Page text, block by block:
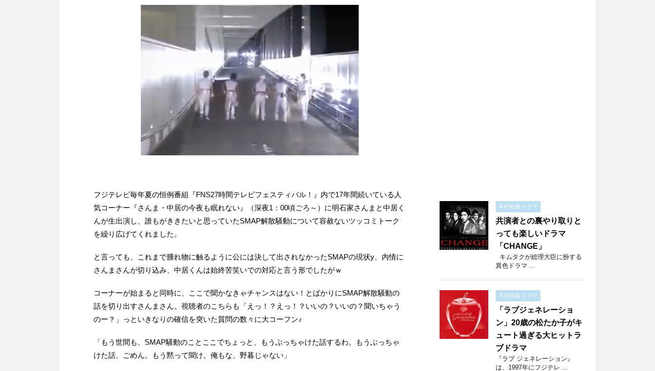
フジテレビ毎年夏の恒例番組『FNS27時間テレビフェスティバル！』内で17年間続いている人
気コーナー『さんま・中居の今夜も眠れない』（深夜1：00頃ごろ～）に明石家さんまと中居く
んが生出演し、誰もがききたいと思っていたSMAP解散騒動について容赦ないツッコミトーク
を繰り広げてくれました。
と言っても、これまで腫れ物に触るように公には決して出されなかったSMAPの現状y、内情に
さんまさんが切り込み、中居くんは始終苦笑いでの対応と言う形でしたがｗ
コーナーが始まると同時に、ここで聞かなきゃチャンスはない！とばかりにSMAP解散騒動の
話を切り出すさんまさん。視聴者のこちらも「えっ！？えっ！？いいの？いいの？聞いちゃう
のー？」っといきなりの確信を突いた質問の数々に大コーフン♪
「もう世間も、SMAP騒動のことここでちょっと、もうぶっちゃけた話するわ。もうぶっちゃ
けた話、ごめん。もう黙って聞け。俺もな、野暮じゃない」
木村拓哉 ドラマ
共演者との裏やり取りと
っても楽しいドラマ
「CHANGE」
キムタクが総理大臣に扮する
異色ドラマ ...
木村拓哉 ドラマ
「ラブジェネレーショ
ン」20歳の松たか子がキ
ュート過ぎる大ヒットラ
ブドラマ
『ラブ ジェネレーション』
は、1997年にフジテレ ...